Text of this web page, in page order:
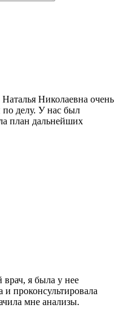
Николаевна очень
по делу. У нас был
план дальнейших
я была у нее
проконсультировала
мне анализы.